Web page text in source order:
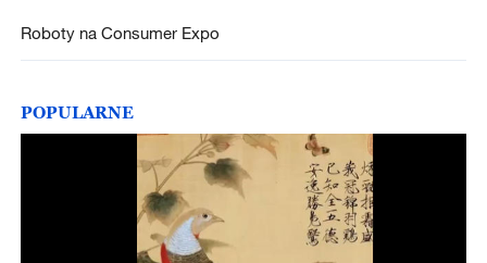
Roboty na Consumer Expo
POPULARNE